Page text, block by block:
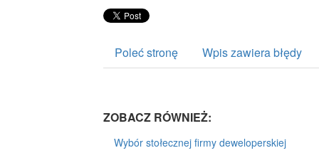
Poleć stronę Wpis zawiera błędy
ZOBACZ RÓWNIEŻ:
Wybór stołecznej firmy deweloperskiej